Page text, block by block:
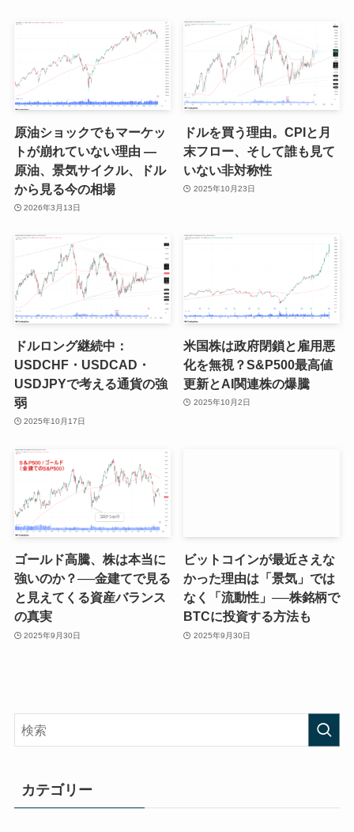
原油ショックでもマーケッ
トが崩れていない理由 ―
原油、景気サイクル、ドル
から見る今の相場
2026年3月13日
ドルを買う理由。CPIと月
末フロー、そして誰も見て
いない非対称性
2025年10月23日
ドルロング継続中：
USDCHF・USDCAD・
USDJPYで考える通貨の強
弱
2025年10月17日
米国株は政府閉鎖と雇用悪
化を無視？S&P500最高値
更新とAI関連株の爆騰
2025年10月2日
ゴールド高騰、株は本当に
強いのか？──金建てで見る
と見えてくる資産バランス
の真実
2025年9月30日
ビットコインが最近さえな
かった理由は「景気」では
なく「流動性」──株銘柄で
BTCに投資する方法も
2025年9月30日
カテゴリー